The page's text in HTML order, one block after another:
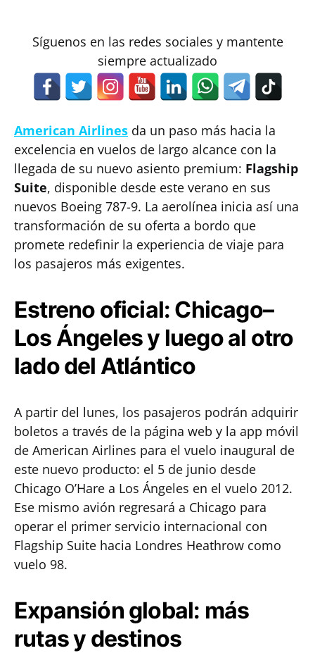
Síguenos en las redes sociales y mantente
siempre actualizado
American Airlines da un paso más hacia la
excelencia en vuelos de largo alcance con la
llegada de su nuevo asiento premium: Flagship
Suite, disponible desde este verano en sus
nuevos Boeing 787-9. La aerolínea inicia así una
transformación de su oferta a bordo que
promete redefinir la experiencia de viaje para
los pasajeros más exigentes.
Estreno oficial: Chicago–
Los Ángeles y luego al otro
lado del Atlántico
A partir del lunes, los pasajeros podrán adquirir
boletos a través de la página web y la app móvil
de American Airlines para el vuelo inaugural de
este nuevo producto: el 5 de junio desde
Chicago O’Hare a Los Ángeles en el vuelo 2012.
Ese mismo avión regresará a Chicago para
operar el primer servicio internacional con
Flagship Suite hacia Londres Heathrow como
vuelo 98.
Expansión global: más
rutas y destinos